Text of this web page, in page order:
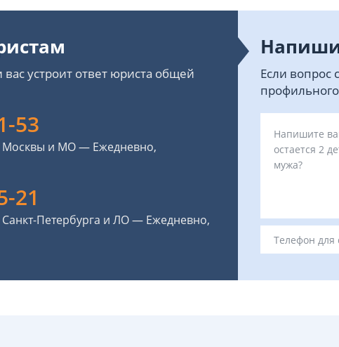
устроит ответ юриста общей
53
Москвы и МО — Ежедневно,
21
Петербурга и ЛО — Ежедневно,
Если вопрос